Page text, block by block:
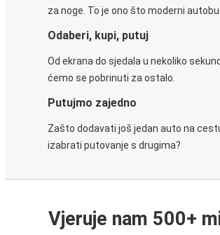
za noge. To je ono što moderni
Odaberi, kupi, putuj
Od ekrana do sjedala u nekoliko
ćemo se pobrinuti za ostalo.
Putujmo zajedno
Zašto dodavati još jedan auto na
izabrati putovanje s drugima?
Vjeruje nam 500+